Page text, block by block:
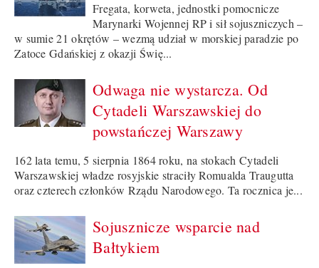
Fregata, korweta, jednostki pomocnicze
Marynarki Wojennej RP i sił sojuszniczych –
w sumie 21 okrętów – wezmą udział w morskiej paradzie po
Zatoce Gdańskiej z okazji Świę...
Odwaga nie wystarcza. Od
Cytadeli Warszawskiej do
powstańczej Warszawy
162 lata temu, 5 sierpnia 1864 roku, na stokach Cytadeli
Warszawskiej władze rosyjskie straciły Romualda Traugutta
oraz czterech członków Rządu Narodowego. Ta rocznica je...
Sojusznicze wsparcie nad
Bałtykiem